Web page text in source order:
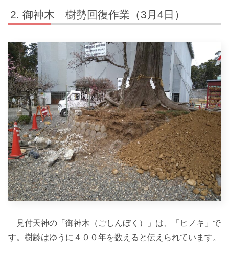
御神木 樹勢回復作業（3月4日）
見付天神の「御神木（ごしんぼく）」は、「ヒノキ」で
す。樹齢はゆうに４００年を数えると伝えられています。